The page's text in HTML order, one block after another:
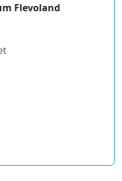
Flevoland